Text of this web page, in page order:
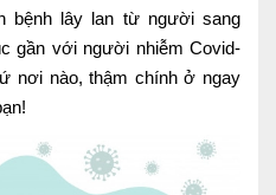
bệnh lây lan từ người sang
gần với người nhiễm Covid-
nơi nào, thậm chính ở ngay